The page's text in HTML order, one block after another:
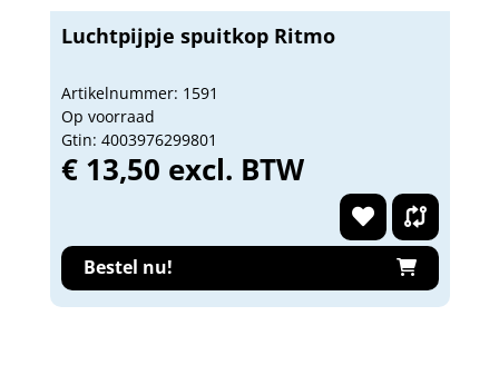
Luchtpijpje spuitkop Ritmo
Artikelnummer: 1591
Op voorraad
Gtin: 4003976299801
€ 13,50 excl. BTW
Bestel nu!